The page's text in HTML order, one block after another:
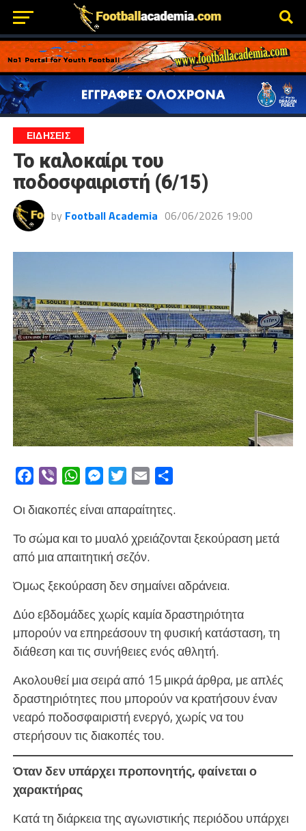
ΕΙΔΗΣΕΙΣ
Το καλοκαίρι του
ποδοσφαιριστή (6/15)
by Football Academia 06/06/2026 19:00
Facebook
Viber WhatsAppMessengerTwitterEmail
Οι διακοπές είναι απαραίτητες.
Το σώμα και το μυαλό χρειάζονται ξεκούραση μετά
από μια απαιτητική σεζόν.
Όμως ξεκούραση δεν σημαίνει αδράνεια.
Δύο εβδομάδες χωρίς καμία δραστηριότητα
μπορούν να επηρεάσουν τη φυσική κατάσταση, τη
διάθεση και τις συνήθειες ενός αθλητή.
Ακολουθεί μια σειρά από 15 μικρά άρθρα, με απλές
δραστηριότητες που μπορούν να κρατήσουν έναν
νεαρό ποδοσφαιριστή ενεργό, χωρίς να του
στερήσουν τις διακοπές του.
Όταν δεν υπάρχει προπονητής, φαίνεται ο
χαρακτήρας
Κατά τη διάρκεια της αγωνιστικής περιόδου υπάρχει